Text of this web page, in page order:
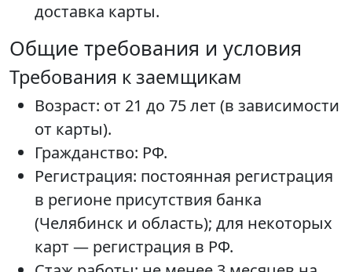
доставка карты.
Общие требования и условия
Требования к заемщикам
Возраст: от 21 до 75 лет (в зависимости
от карты).
Гражданство: РФ.
Регистрация: постоянная регистрация
в регионе присутствия банка
(Челябинск и область); для некоторых
карт — регистрация в РФ.